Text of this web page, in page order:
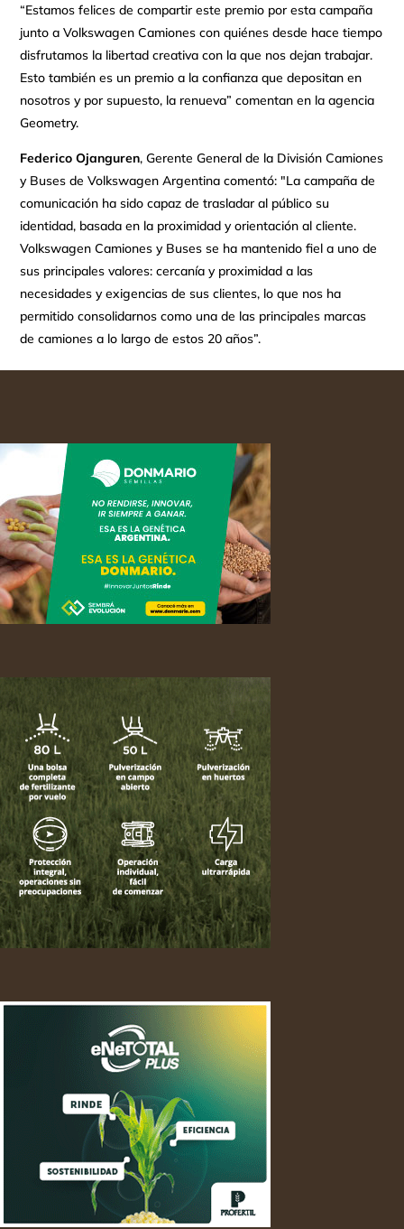
“Estamos felices de compartir este premio por esta campaña
junto a Volkswagen Camiones con quiénes desde hace tiempo
disfrutamos la libertad creativa con la que nos dejan trabajar.
Esto también es un premio a la confianza que depositan en
nosotros y por supuesto, la renueva” comentan en la agencia
Geometry.
Federico Ojanguren, Gerente General de la División Camiones
y Buses de Volkswagen Argentina comentó: "La campaña de
comunicación ha sido capaz de trasladar al público su
identidad, basada en la proximidad y orientación al cliente.
Volkswagen Camiones y Buses se ha mantenido fiel a uno de
sus principales valores: cercanía y proximidad a las
necesidades y exigencias de sus clientes, lo que nos ha
permitido consolidarnos como una de las principales marcas
de camiones a lo largo de estos 20 años”.